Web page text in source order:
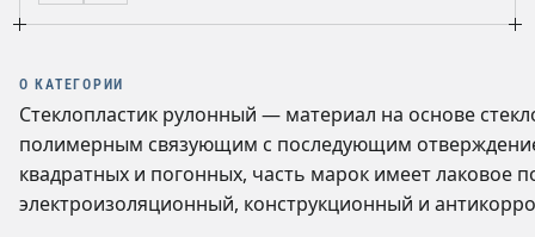
О КАТЕГОРИИ
Стеклопластик рулонный — материал на основе
полимерным связующим с последующим
квадратных и погонных, часть марок имеет лаковое
электроизоляционный, конструкционный и